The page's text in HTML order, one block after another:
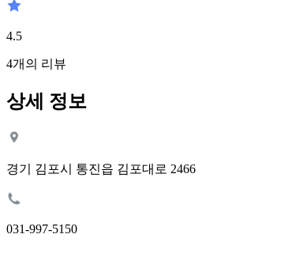
4.5
4개의 리뷰
상세 정보
경기 김포시 통진읍 김포대로 2466
031-997-5150